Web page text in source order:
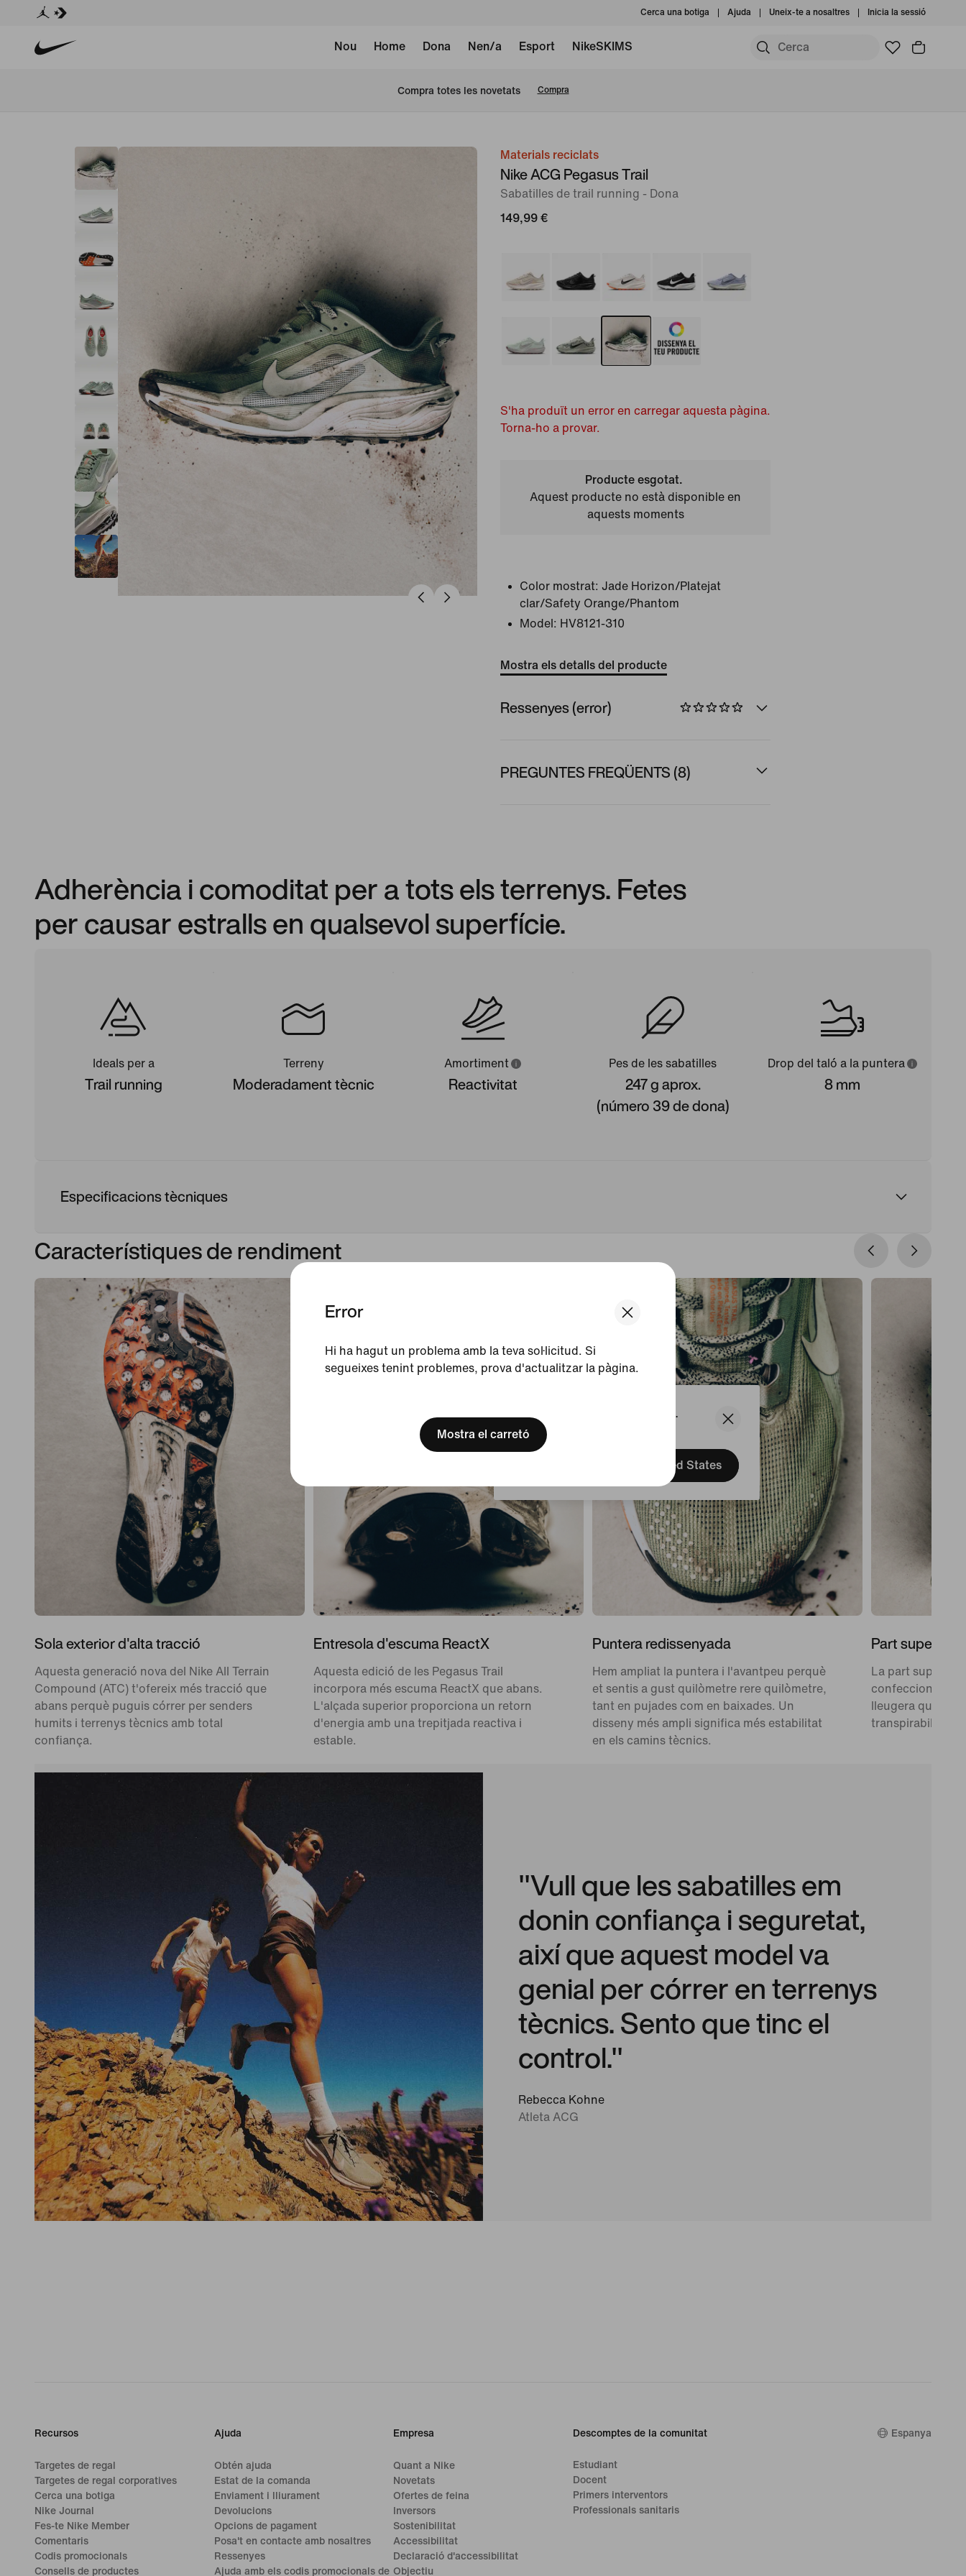
We think you are in United States.
Update your location?
United States
Error
Hi ha hagut un problema amb la teva sol·licitud. Si
segueixes tenint problemes, prova d'actualitzar la pàgina.
Mostra el carretó
Cerca una botiga Ajuda Uneix-te a nosaltres Inicia la sessió
Nou Home Dona Nen/a Esport NikeSKIMS
Compra totes les novetats Compra
ImatgeMaterials reciclats
Nike ACG Pegasus Trail
Sabatilles de trail running - Dona
149,99 €
S'ha produït un error en carregar aquesta pàgina.
Torna-ho a provar.
Producte esgotat.
Aquest producte no està disponible en
aquests moments
Color mostrat: Jade Horizon/Platejat
clar/Safety Orange/Phantom
Model: HV8121-310
Mostra els detalls del producte
Ressenyes (error)
PREGUNTES FREQÜENTS (8)
Adherència i comoditat per a tots els terrenys. Fetes
per causar estralls en qualsevol superfície.
Ideals per a
Trail running
Terreny
Moderadament tècnic
Amortiment
Reactivitat
Pes de les sabatilles
247 g aprox.
(número 39 de dona)
Drop del taló a la puntera
8 mm
Especificacions tècniques
Característiques de rendiment
Sola exterior d'alta tracció
Aquesta generació nova del Nike All Terrain
Compound (ATC) t'ofereix més tracció que
abans perquè puguis córrer per senders
humits i terrenys tècnics amb total
confiança.
Entresola d'escuma ReactX
Aquesta edició de les Pegasus Trail
incorpora més escuma ReactX que abans.
L'alçada superior proporciona un retorn
d'energia amb una trepitjada reactiva i
estable.
Puntera redissenyada
Hem ampliat la puntera i l'avantpeu perquè
et sentis a gust quilòmetre rere quilòmetre,
tant en pujades com en baixades. Un
disseny més ampli significa més estabilitat
en els camins tècnics.
Part superior
La part
confeccionada
lleugera que
transpirabilitat.
"Vull que les sabatilles em
donin confiança i seguretat,
així que aquest model va
genial per córrer en terrenys
tècnics. Sento que tinc el
control."
Rebecca Kohne
Atleta ACG
Recursos
Targetes de regal
Targetes de regal corporatives
Cerca una botiga
Nike Journal
Fes-te Nike Member
Comentaris
Codis promocionals
Consells de productes
Ajuda
Obtén ajuda
Estat de la comanda
Enviament i lliurament
Devolucions
Opcions de pagament
Posa't en contacte amb nosaltres
Ressenyes
Ajuda amb els codis promocionals de
Empresa
Quant a Nike
Novetats
Ofertes de feina
Inversors
Sostenibilitat
Accessibilitat
Declaració d'accessibilitat
Objectiu
Descomptes de la comunitat
Estudiant
Docent
Primers interventors
Professionals sanitaris
Espanya